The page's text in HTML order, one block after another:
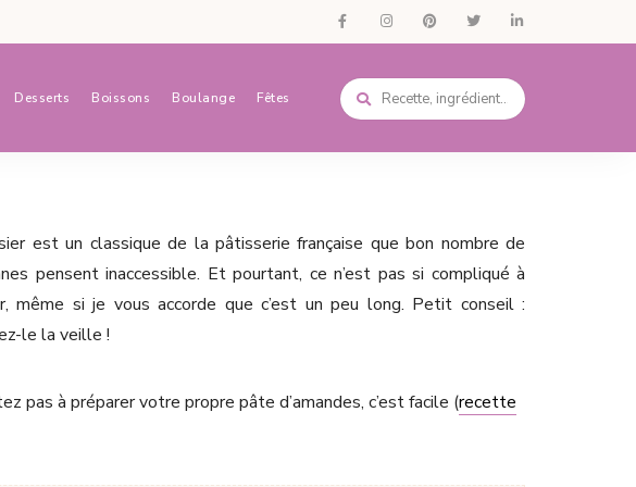
Desserts Boissons Boulange Fêtes
est un classique de la pâtisserie française que bon nombre de
pensent inaccessible. Et pourtant, ce n’est pas si compliqué à
même si je vous accorde que c’est un peu long. Petit conseil :
le la veille !
pas à préparer votre propre pâte d’amandes, c’est facile (recette